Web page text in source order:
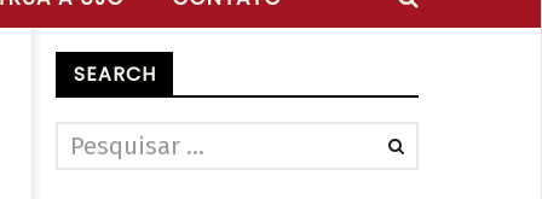
SEARCH